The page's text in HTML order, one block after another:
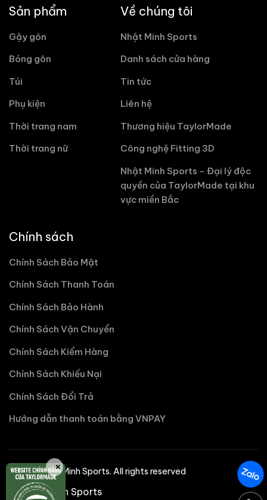
✕
Sản phẩm
Gậy gôn
Bóng gôn
Túi
Phụ kiện
Thời trang nam
Thời trang nữ
Về chúng tôi
Nhật Minh Sports
Danh sách cửa hàng
Tin tức
Liên hệ
Thương hiệu TaylorMade
Công nghệ Fitting 3D
Nhật Minh Sports - Đại lý độc
quyền của TaylorMade tại khu
vực miền Bắc
Chính sách
Chính Sách Bảo Mật
Chính Sách Thanh Toán
Chính Sách Bảo Hành
Chính Sách Vận Chuyển
Chính Sách Kiểm Hàng
Chính Sách Khiếu Nại
Chính Sách Đổi Trả
Hướng dẫn thanh toán bằng VNPAY
©2025 Nhat Minh Sports. All rights reserved
Nhật Minh Sports